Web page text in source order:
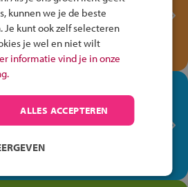
het Fiets Veilig Verkeersspel
win een Cortina-fiets!
via het vmbo jouw talent
de winkelvloer, waar elke dag
kunnen we je de beste
Je kunt ook zelf selecteren
je wel en niet wilt
informatie vind je in onze
ALLES ACCEPTEREN